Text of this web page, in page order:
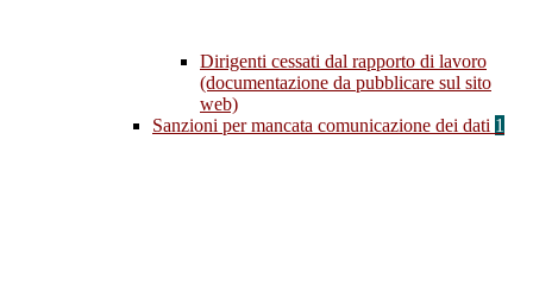
Dirigenti cessati dal rapporto di lavoro
(documentazione da pubblicare sul sito
web)
Sanzioni per mancata comunicazione dei dati 1